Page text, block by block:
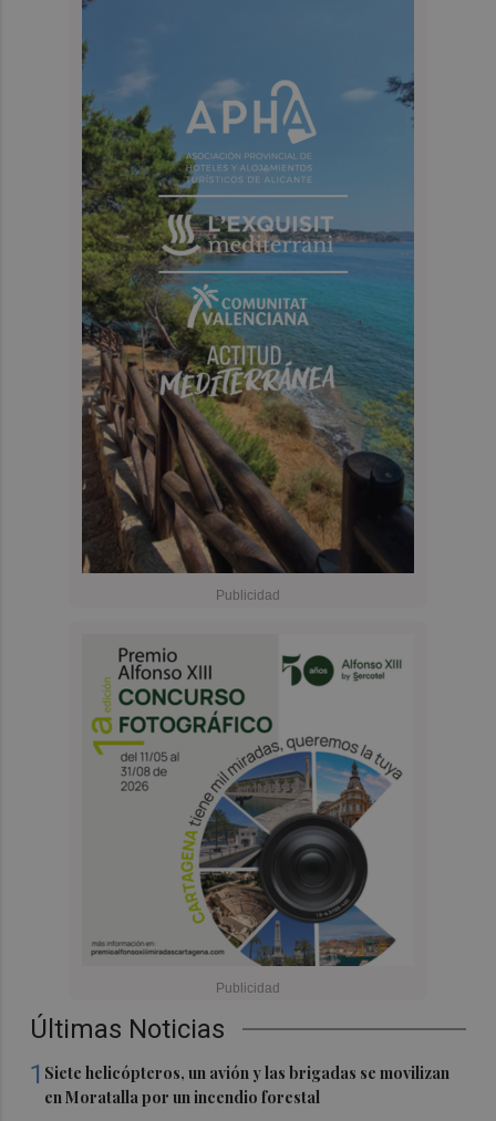
Últimas Noticias
1 Siete helicópteros, un avión y las brigadas se movilizan
en Moratalla por un incendio forestal